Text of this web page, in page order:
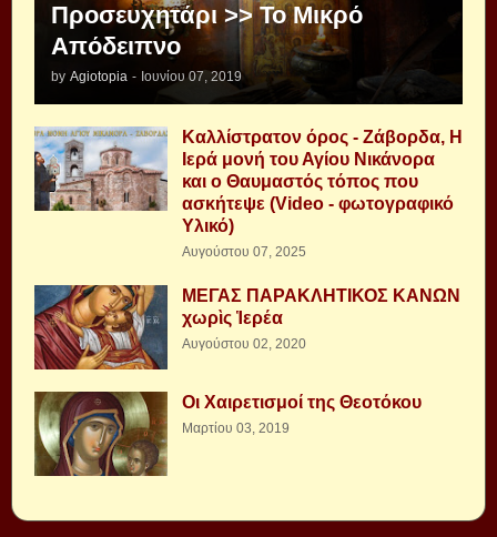
Προσευχητάρι >> Το Μικρό
Απόδειπνο
by Agiotopia - Ιουνίου 07, 2019
Καλλίστρατον όρος - Ζάβορδα, Η
Ιερά μονή του Αγίου Νικάνορα
και ο Θαυμαστός τόπος που
ασκήτεψε (Video - φωτογραφικό
Υλικό)
Αυγούστου 07, 2025
ΜΕΓΑΣ ΠΑΡΑΚΛΗΤΙΚΟΣ ΚΑΝΩΝ
χωρὶς Ἱερέα
Αυγούστου 02, 2020
Οι Χαιρετισμοί της Θεοτόκου
Μαρτίου 03, 2019